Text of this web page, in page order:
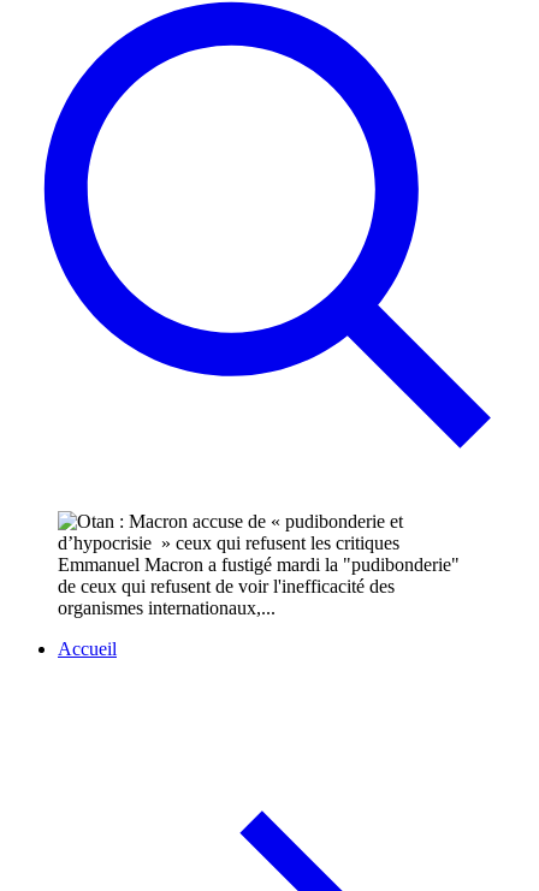
Emmanuel Macron a fustigé mardi la "pudibonderie"
de ceux qui refusent de voir l'inefficacité des
organismes internationaux,...
Accueil